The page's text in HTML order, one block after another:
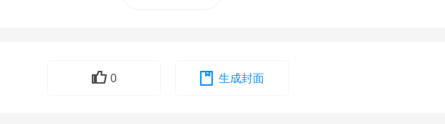
0 生成封面